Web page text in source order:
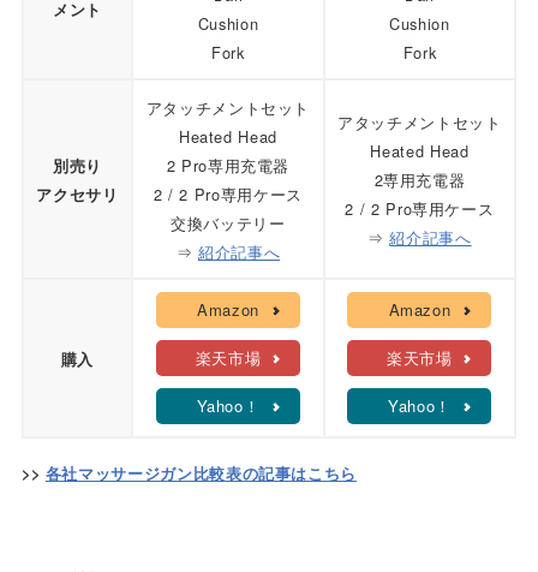
メント
Cushion
Fork
Cushion
Fork
別売り
アクセサリ
アタッチメントセット
Heated Head
2 Pro専用充電器
2 / 2 Pro専用ケース
交換バッテリー
⇒ 紹介記事へ
アタッチメントセット
Heated Head
2専用充電器
2 / 2 Pro専用ケース
⇒紹介記事へ
購入
Amazon
楽天市場
Yahoo！
Amazon
楽天市場
Yahoo！
>> 各社マッサージガン比較表の記事はこちら